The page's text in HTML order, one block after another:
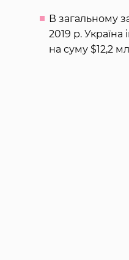
В загальному
2019 р. Україна
на суму $12,2